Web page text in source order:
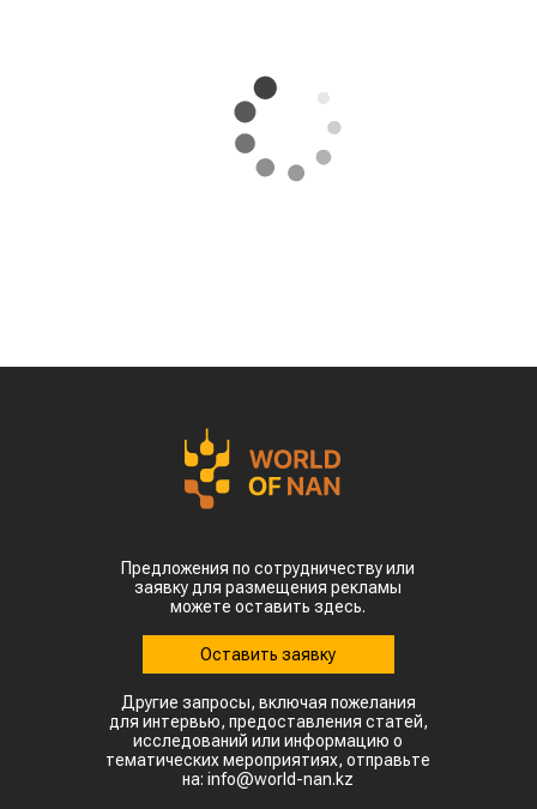
Предложения по сотрудничеству или
заявку для размещения рекламы
можете оставить здесь.
Оставить заявку
Другие запросы, включая пожелания
для интервью, предоставления статей,
исследований или информацию о
тематических мероприятиях, отправьте
на: info@world-nan.kz